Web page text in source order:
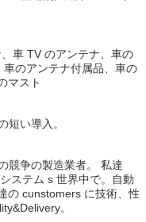
車 TV のアンテナ、車の
のアンテナ付属品、車の
マスト
短い導入。
競争の製造業者。 私達
ステム s 世界中で。自動
の cunstomers に技術、性
。